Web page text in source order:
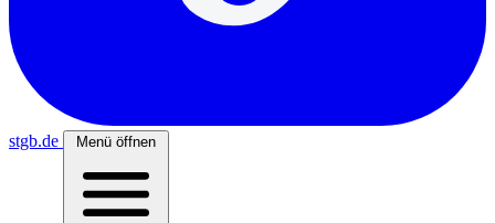
stgb.de Menü öffnen